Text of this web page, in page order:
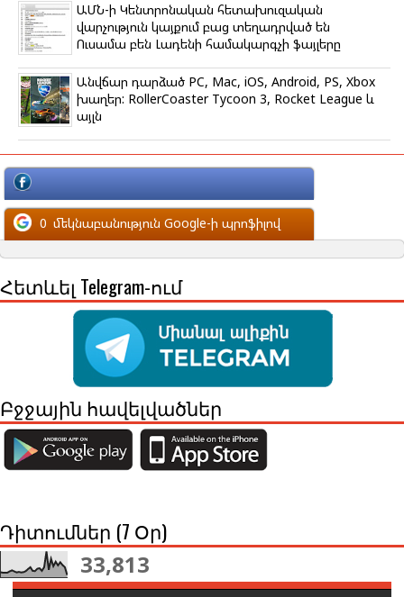
ԱՄՆ-ի Կենտրոնական հետախուզական
վարչություն կայքում բաց տեղադրված են
Ուսամա բեն Լադենի համակարգչի ֆայլերը
Անվճար դարձած PC, Mac, iOS, Android, PS, Xbox
խաղեր: RollerCoaster Tycoon 3, Rocket League և
այլն
մեկնաբանություն Facebook-ի պրոֆիլով
0 մեկնաբանություն Google-ի պրոֆիլով
Հետևել Telegram-ում
Բջջային հավելվածներ
Դիտումներ (7 Օր)
33,813